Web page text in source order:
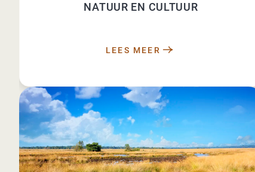
NATUUR EN CULTUUR
LEES MEER